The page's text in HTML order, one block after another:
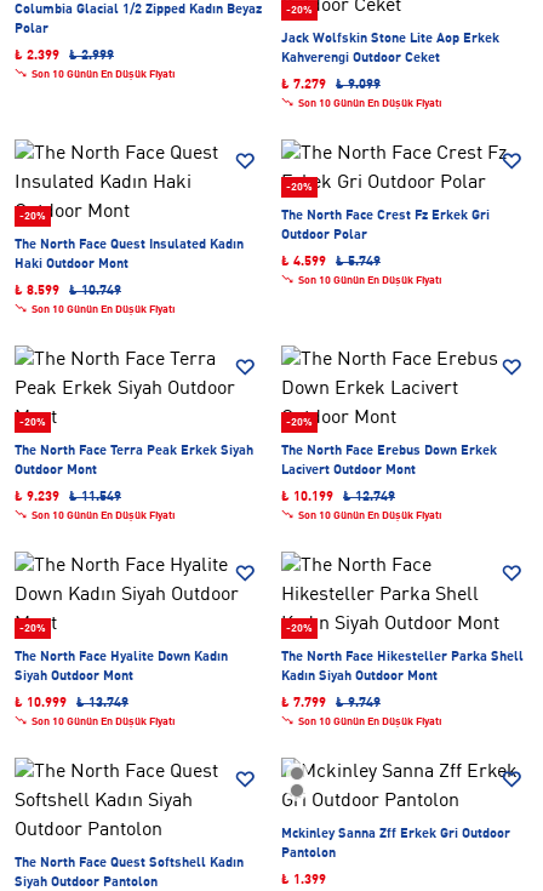
Columbia Glacial 1/2 Zipped Kadın Beyaz
Polar
₺ 2.399
₺ 2.999
Son 10 Günün En Düşük Fiyatı
-20%
Jack Wolfskin Stone Lite Aop Erkek
Kahverengi Outdoor Ceket
₺ 7.279
₺ 9.099
Son 10 Günün En Düşük Fiyatı
-20%
The North Face Quest Insulated Kadın
Haki Outdoor Mont
₺ 8.599
₺ 10.749
Son 10 Günün En Düşük Fiyatı
-20%
The North Face Crest Fz Erkek Gri
Outdoor Polar
₺ 4.599
₺ 5.749
Son 10 Günün En Düşük Fiyatı
-20%
The North Face Terra Peak Erkek Siyah
Outdoor Mont
₺ 9.239
₺ 11.549
Son 10 Günün En Düşük Fiyatı
-20%
The North Face Erebus Down Erkek
Lacivert Outdoor Mont
₺ 10.199
₺ 12.749
Son 10 Günün En Düşük Fiyatı
-20%
The North Face Hyalite Down Kadın
Siyah Outdoor Mont
₺ 10.999
₺ 13.749
Son 10 Günün En Düşük Fiyatı
-20%
The North Face Hikesteller Parka Shell
Kadın Siyah Outdoor Mont
₺ 7.799
₺ 9.749
Son 10 Günün En Düşük Fiyatı
The North Face Quest Softshell Kadın
Siyah Outdoor Pantolon
Mckinley Sanna Zff Erkek Gri Outdoor
Pantolon
₺ 1.399